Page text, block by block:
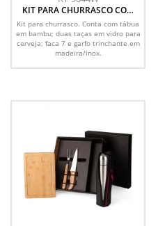
KIT PARA CHURRASCO COM
COPOS - 5 PÇS
Kit para churrasco. Conta com tábua
em bambu; duas taças em vidro para
cerveja; faca 7 e garfo trinchante em
madeira/inox.